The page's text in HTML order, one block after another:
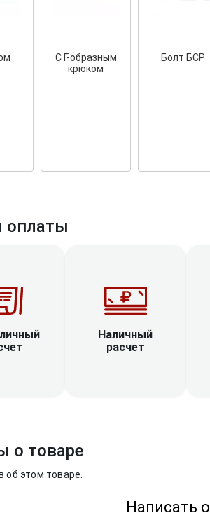
2020 года!
У нас появился
крепеж для
С Г-образным
крюком
Болт БСР
Наличный
расчет
о товаре
об этом товаре.
Написать